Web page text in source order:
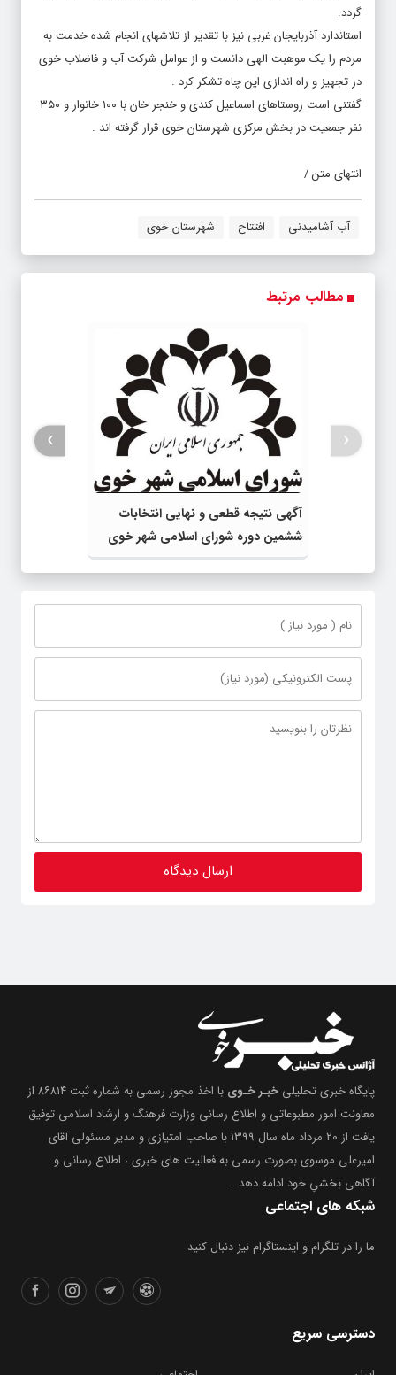
گردد.
استاندارد آذربایجان غربی نیز با تقدیر از تلاشهای انجام شده خدمت به
مردم را یک موهبت الهی دانست و از عوامل شرکت آب و فاضلاب خوی
در تجهیز و راه اندازی این چاه تشکر کرد .
گفتنی است روستاهای اسماعیل کندی و خنجر خان با ۱۰۰ خانوار و ۳۵۰
نفر جمعیت در بخش مرکزی شهرستان خوی قرار گرفته اند .
انتهای متن /
آب آشامیدنی افتتاح شهرستان خوی
مطالب مرتبط
آگهی نتیجه قطعی و نهایی انتخابات
ششمین دوره شورای اسلامی شهر خوی
منتشر شد
‹
›
پایگاه خبری تحلیلی خبـر خـوی
با اخذ مجوز رسمی به شماره ثبت ۸۶۸۱۴ از
معاونت امور مطبوعاتی و اطلاع رسانی وزارت فرهنگ و ارشاد اسلامی توفیق
یافت از ۲۰ مرداد ماه سال ۱۳۹۹ با صاحب امتیازی و مدیر مسئولی آقای
امیرعلی موسوی بصورت رسمی به فعالیت های خبری ، اطلاع رسانی و
آگاهی بخشیِ خود ادامه دهد .
شبکه های اجتماعی
ما را در تلگرام و اینستاگرام نیز دنبال کنید
دسترسی سریع